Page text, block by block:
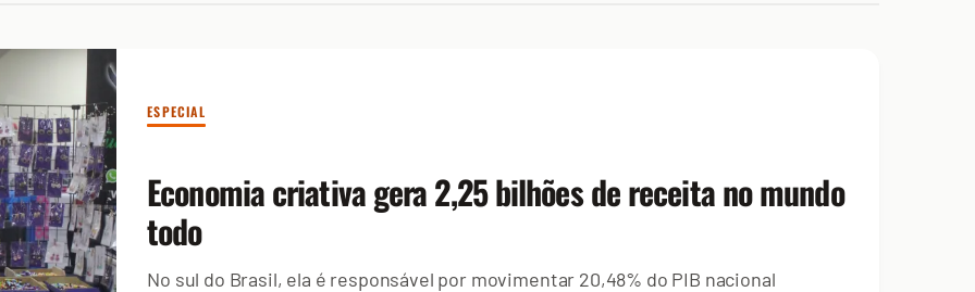
ESPECIAL
Economia criativa gera 2,25 bilhões de receita no mundo
todo
No sul do Brasil, ela é responsável por movimentar 20,48% do PIB nacional